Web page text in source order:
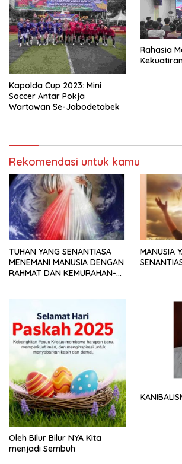
Kapolda Cup 2023: Mini
Soccer Antar Pokja
Wartawan Se-Jabodetabek
Rahasia
Rekomendasi untuk kamu
TUHAN YANG SENANTIASA
MENEMANI MANUSIA DENGAN
RAHMAT DAN KEMURAHAN-
MANUSIA
Oleh Bilur Bilur NYA Kita
menjadi Sembuh